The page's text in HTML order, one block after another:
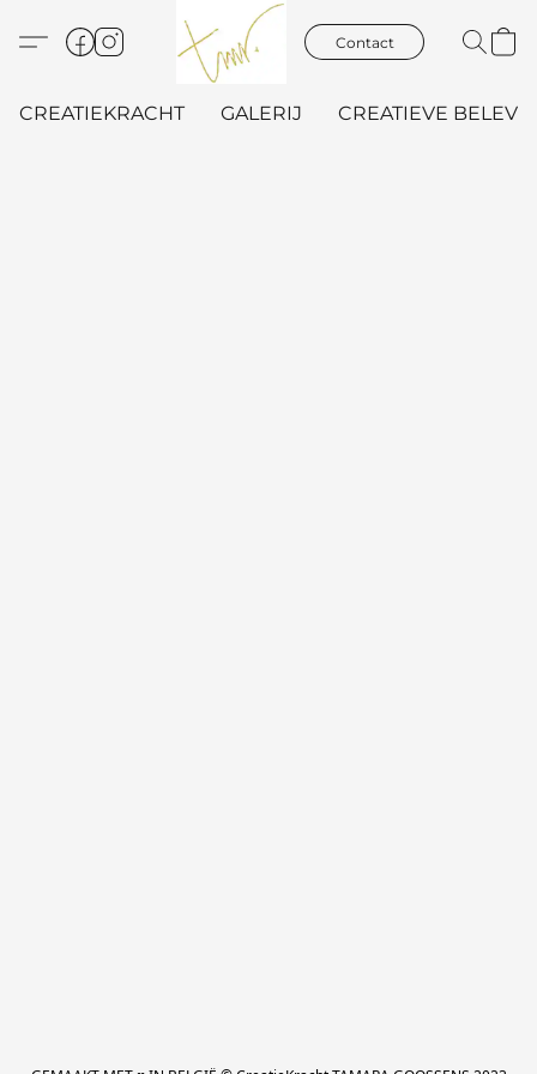
Contact
CREATIEKRACHT GALERIJ CREATIEVE